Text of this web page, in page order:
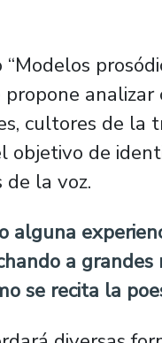
propone
cultores de la
objetivo de
de la voz.
alguna
a
se recita la